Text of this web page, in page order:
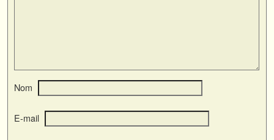
Nom
E-mail